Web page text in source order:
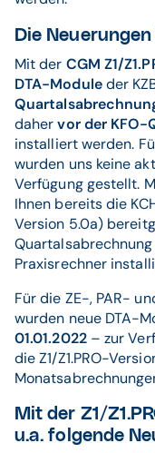
Die
Mit der CGM Z1/
DTA-Moduleder
dahervor der KFO-
installiert werden.
wurden uns keine
Verfügung gestellt.
Ihnen bereits die
Version 5.0a)
Praxisrechner
Für die ZE-, PAR-
wurden neue DTA-
01.01.2022– zur
die Z1/Z1.PRO-
Mit der Z1/
u.a. folgende